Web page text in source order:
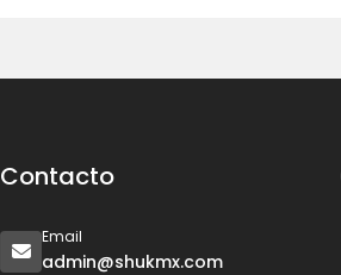
Contacto
Email
admin@shukmx.com